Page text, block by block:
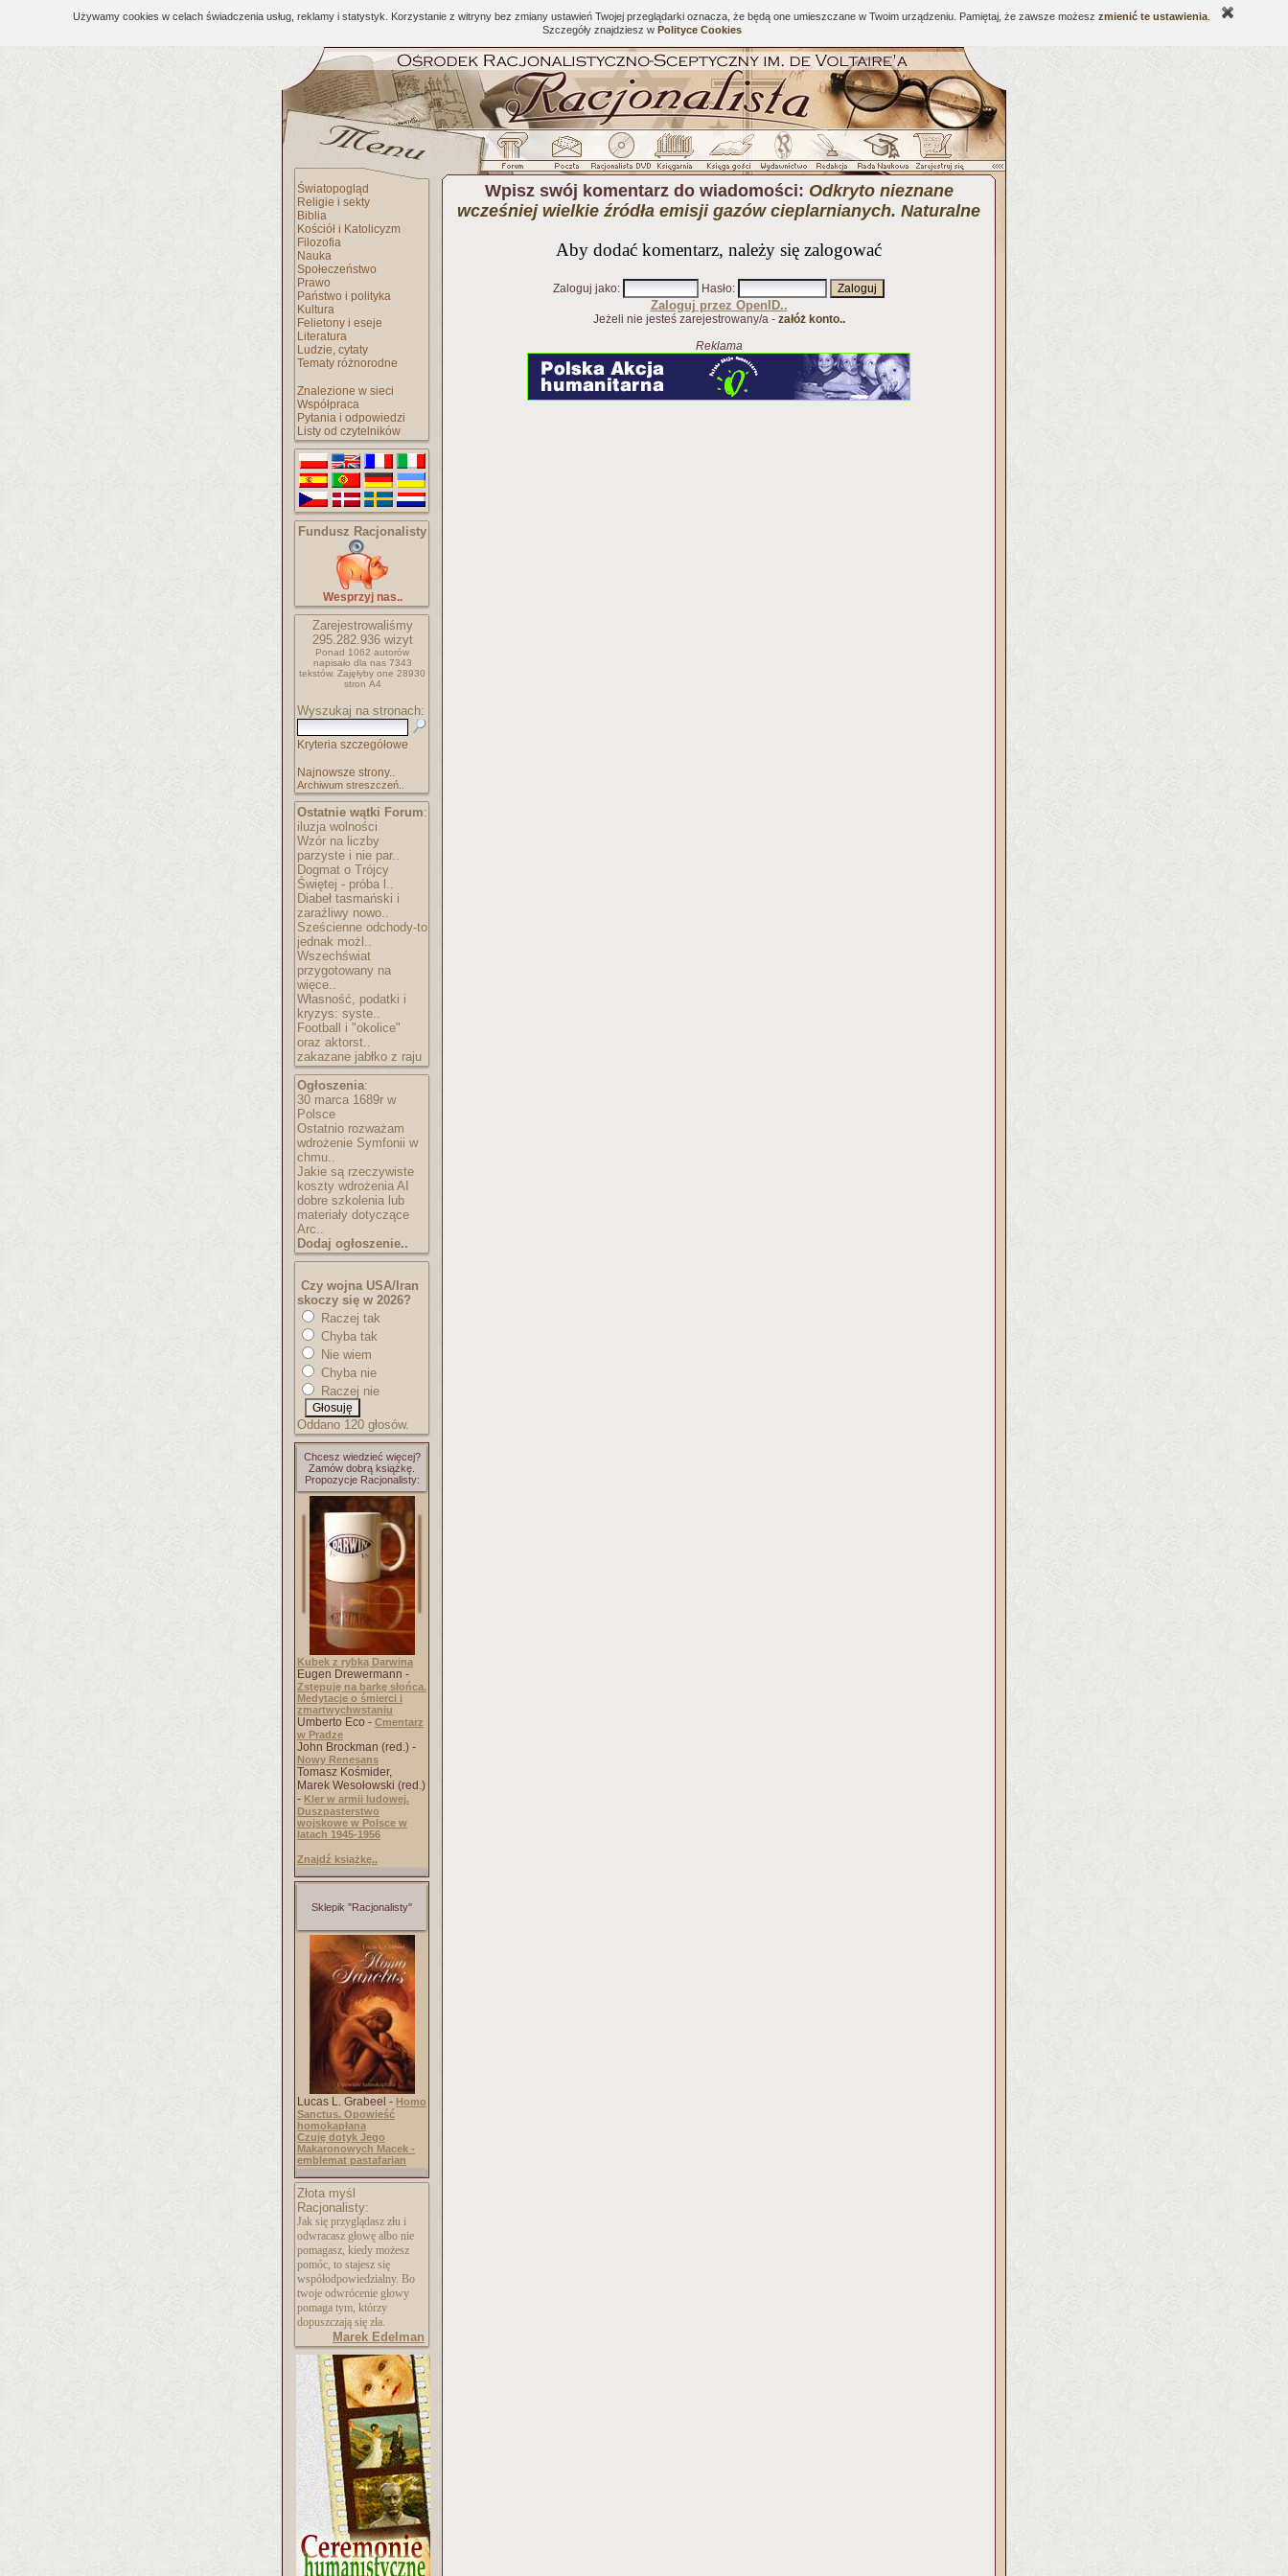
Używamy cookies w celach świadczenia usług, reklamy i statystyk. Korzystanie z witryny bez zmiany ustawień Twojej przeglądarki oznacza, że będą one umieszczane w Twoim urządzeniu. Pamiętaj, że zawsze możesz zmienić te ustawienia
Szczegóły znajdziesz w Polityce Cookies
Światopogląd
Religie i sekty
Biblia
Kościół i Katolicyzm
Filozofia
Nauka
Społeczeństwo
Prawo
Państwo i polityka
Kultura
Felietony i eseje
Literatura
Ludzie, cytaty
Tematy różnorodne
Znalezione w sieci
Współpraca
Pytania i odpowiedzi
Listy od czytelników
Fundusz Racjonalisty
Wesprzyj nas..
Zarejestrowaliśmy
295.282.936wizyt
Ponad 1062 autorów
napisało dla nas 7343
tekstów. Zajęłyby one 28930
stron A4
Wyszukaj na stronach:
Kryteria szczegółowe
Najnowsze strony..
Archiwum streszczeń..
Ostatnie wątki Forum:
iluzja wolności
Wzór na liczby
parzyste i nie par..
Dogmat o Trójcy
Świętej - próba l..
Diabeł tasmański i
zaraźliwy nowo..
Sześcienne odchody-to
jednak możl..
Wszechświat
przygotowany na
więce..
Własność, podatki i
kryzys: syste..
Football i "okolice"
oraz aktorst..
zakazane jabłko z raju
Ogłoszenia:
30 marca 1689r w
Polsce
Ostatnio rozważam
wdrożenie Symfonii w
chmu..
Jakie są rzeczywiste
koszty wdrożenia AI
dobre szkolenia lub
materiały dotyczące
Arc..
Dodaj ogłoszenie..
Czy wojna USA/Iran
skoczy się w 2026?
Raczej tak
Chyba tak
Nie wiem
Chyba nie
Raczej nie
Oddano 120 głosów.
Chcesz wiedzieć więcej?
Zamów dobrą książkę.
Propozycje Racjonalisty:
Kubek z rybką Darwina
Eugen Drewermann -
Zstępuję na barkę słońca.
Medytacje o śmierci i
zmartwychwstaniu
Umberto Eco - Cmentarz
w Pradze
John Brockman (red.) -
Nowy Renesans
Tomasz Kośmider,
Marek Wesołowski (red.)
- Kler w armii ludowej.
Duszpasterstwo
wojskowe w Polsce w
latach 1945-1956
Znajdź książkę..
Sklepik "Racjonalisty"
Lucas L. Grabeel - Homo
Sanctus. Opowieść
homokapłana
Czuję dotyk Jego
Makaronowych Macek -
emblemat pastafarian
Złota myśl
Racjonalisty:
Jak się przyglądasz złu i
odwracasz głowę albo nie
pomagasz, kiedy możesz
pomóc, to stajesz się
współodpowiedzialny. Bo
twoje odwrócenie głowy
pomaga tym, którzy
dopuszczają się zła.
Marek Edelman
Wpisz swój komentarz do wiadomości: Odkryto nieznane
wcześniej wielkie źródła emisji gazów cieplarnianych. Naturalne
Aby dodać komentarz, należy się zalogować
Zaloguj jako: Hasło:
Zaloguj przez OpenID..
Jeżeli nie jesteś zarejestrowany/a - załóż konto..
Reklama